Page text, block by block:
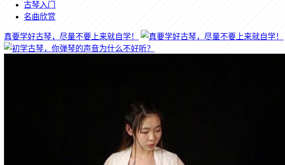
古琴入门
名曲欣赏
真要学好古琴，尽量不要上来就自学！